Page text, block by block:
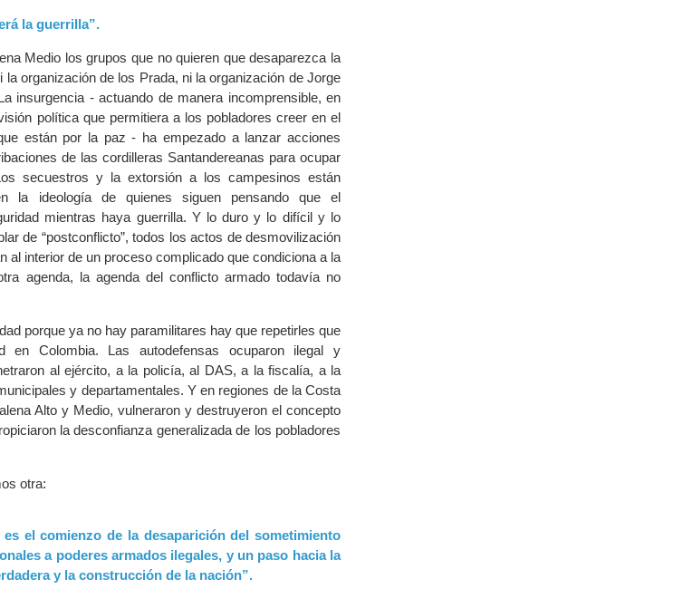
la guerrilla”.
Medio los grupos que no quieren que desaparezca la
organización de los Prada, ni la organización de Jorge
insurgencia - actuando de manera incomprensible, en
política que permitiera a los pobladores creer en el
están por la paz - ha empezado a lanzar acciones
de las cordilleras Santandereanas para ocupar
secuestros y la extorsión a los campesinos están
la ideología de quienes siguen pensando que el
mientras haya guerrilla. Y lo duro y lo difícil y lo
de “postconflicto”, todos los actos de desmovilización
al interior de un proceso complicado que condiciona a la
agenda, la agenda del conflicto armado todavía no
porque ya no hay paramilitares hay que repetirles que
en Colombia. Las autodefensas ocuparon ilegal y
al ejército, a la policía, al DAS, a la fiscalía, a la
y departamentales. Y en regiones de la Costa
Alto y Medio, vulneraron y destruyeron el concepto
la desconfianza generalizada de los pobladores
otra:
el comienzo de la desaparición del sometimiento
a poderes armados ilegales, y un paso hacia la
y la construcción de la nación”.